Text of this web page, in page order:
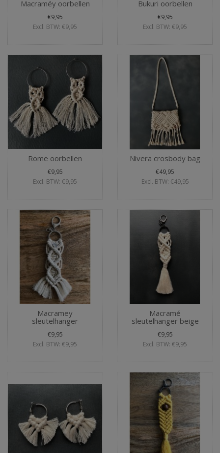
Macraméy oorbellen
€9,95
Excl. BTW: €9,95
Bukuri oorbellen
€9,95
Excl. BTW: €9,95
Rome oorbellen
€9,95
Excl. BTW: €9,95
Nivera crosbody bag
€49,95
Excl. BTW: €49,95
Macramey
sleutelhanger
€9,95
Excl. BTW: €9,95
Macramé
sleutelhanger beige
€9,95
Excl. BTW: €9,95